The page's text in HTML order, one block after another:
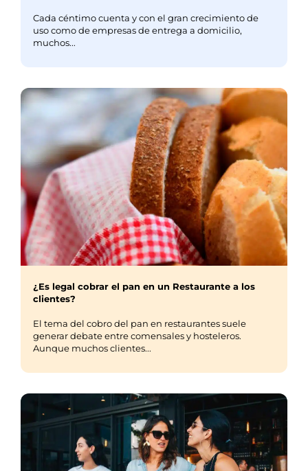
Cada céntimo cuenta y con el gran crecimiento de
uso como de empresas de entrega a domicilio,
muchos...
¿Es legal cobrar el pan en un Restaurante a los
clientes?
El tema del cobro del pan en restaurantes suele
generar debate entre comensales y hosteleros.
Aunque muchos clientes...